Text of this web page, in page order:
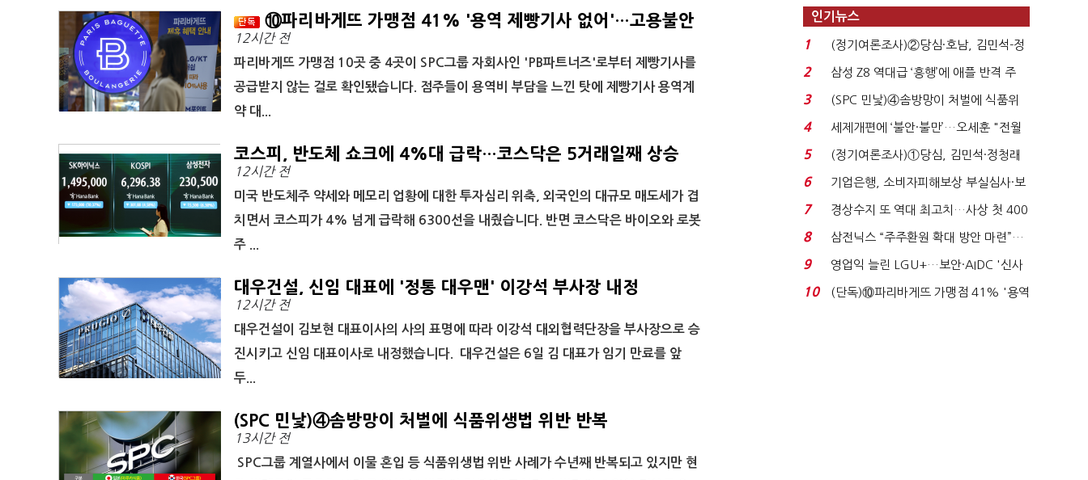
⑩파리바게뜨 가맹점 41% '용역 제빵기사 없어'…고용불안
속 브랜드가치도 '흔들'
12시간 전
파리바게뜨 가맹점 10곳 중 4곳이 SPC그룹 자회사인 'PB파트너즈'로부터 제빵기사를
공급받지 않는 걸로 확인됐습니다. 점주들이 용역비 부담을 느낀 탓에 제빵기사 용역계
약 대...
코스피, 반도체 쇼크에 4%대 급락…코스닥은 5거래일째 상승
12시간 전
미국 반도체주 약세와 메모리 업황에 대한 투자심리 위축, 외국인의 대규모 매도세가 겹
치면서 코스피가 4% 넘게 급락해 6300선을 내줬습니다. 반면 코스닥은 바이오와 로봇
주 ...
대우건설, 신임 대표에 '정통 대우맨' 이강석 부사장 내정
12시간 전
대우건설이 김보현 대표이사의 사의 표명에 따라 이강석 대외협력단장을 부사장으로 승
진시키고 신임 대표이사로 내정했습니다. 대우건설은 6일 김 대표가 임기 만료를 앞
두...
(SPC 민낯)④솜방망이 처벌에 식품위생법 위반 반복
13시간 전
SPC그룹 계열사에서 이물 혼입 등 식품위생법 위반 사례가 수년째 반복되고 있지만 현
인기뉴스
1
(정기여론조사)②당심·호남, 김민석-정
청래 '초접전'...
2
삼성 Z8 역대급 ‘흥행’에 애플 반격 주
목…9월 ‘폴...
3
(SPC 민낯)④솜방망이 처벌에 식품위
생법 위반 반복...
4
세제개편에 ‘불안·불만’…오세훈 "전월
세 구하기 더 ...
5
(정기여론조사)①당심, 김민석·정청래
'초접전'…대통령 ...
6
기업은행, 소비자피해보상 부실심사·보
이스피싱 공시 ...
7
경상수지 또 역대 최고치…사상 첫 400
억달러에 '3% 성...
8
삼전닉스 “주주환원 확대 방안 마련”…
로이터에 성명...
9
영업익 늘린 LGU+…보안·AIDC '신사
업 드라이브'...
10
(단독)⑩파리바게뜨 가맹점 41% '용역